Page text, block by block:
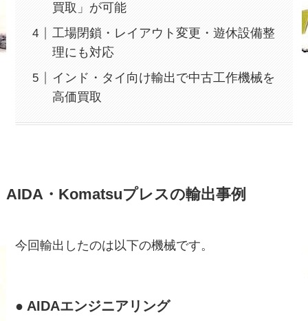
買取」が可能
工場閉鎖・レイアウト変更・遊休設備整
理にも対応
インド・タイ向け輸出で中古工作機械を
高価買取
AIDA・Komatsuプレスの輸出事例
今回輸出したのは以下の機械です。
● AIDAエンジニアリング